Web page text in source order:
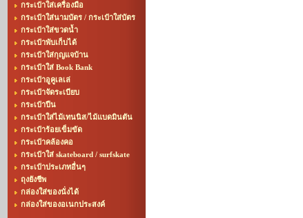
กระเป๋าใส่เครื่องมือ
กระเป๋าใส่นามบัตร / กระเป๋าใส่บัตร
กระเป๋าใส่ขวดน้ำ
กระเป๋าพับเก็บได้
กระเป๋าใส่กุญแจบ้าน
กระเป๋าใส่ Book Bank
กระเป๋าอูคูเลเล่
กระเป๋าจัดระเบียบ
กระเป๋าปืน
กระเป๋าใส่ไม้เทนนิส/ไม้แบดมินตัน
กระเป๋าร้อยเข็มขัด
กระเป๋าคล้องคอ
กระเป๋าใส่ skateboard / surfskate
กระเป๋าประเภทอื่นๆ
ถุงยังชีพ
กล่องใส่ของนั่งได้
กล่องใส่ของอเนกประสงค์